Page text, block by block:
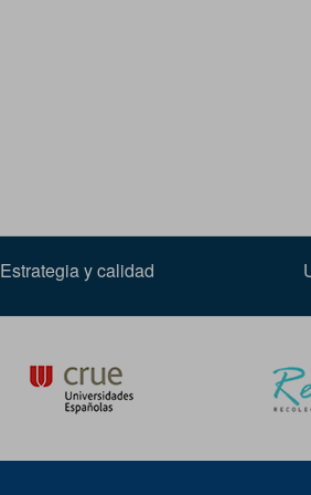
Estrategia y calidad